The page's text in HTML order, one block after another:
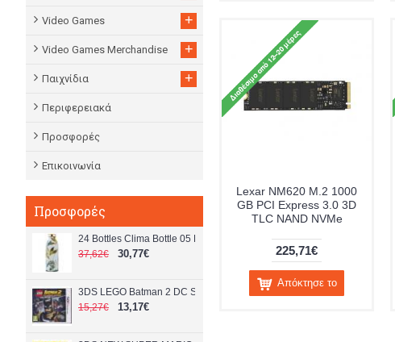
Video Games +
Video Games Merchandise +
Παιχνίδια +
Περιφερειακά
Προσφορές
Επικοινωνία
Προσφορές
24 Bottles Clima Bottle 05 L Tivoli 24B192
37,62€
30,77€
3DS LEGO Batman 2 DC Super Heroes
15,27€
13,17€
Lexar NM620 M.2 1000
GB PCI Express 3.0 3D
TLC NAND NVMe
225,71€
Απόκτησε το